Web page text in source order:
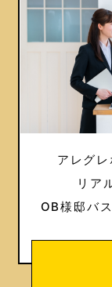
アレグ
リア
OB様邸バ